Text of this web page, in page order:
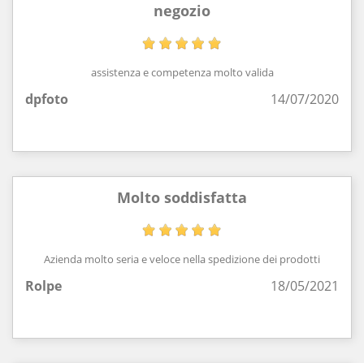
negozio
assistenza e competenza molto valida
dpfoto 14/07/2020
Molto soddisfatta
Azienda molto seria e veloce nella spedizione dei prodotti
Rolpe 18/05/2021